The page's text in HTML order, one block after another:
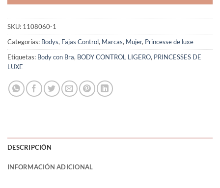
SKU: 1108060-1
Categorías: Bodys, Fajas Control, Marcas, Mujer, Princesse de luxe
Etiquetas: Body con Bra, BODY CONTROL LIGERO, PRINCESSES DE
LUXE
DESCRIPCIÓN
INFORMACIÓN ADICIONAL